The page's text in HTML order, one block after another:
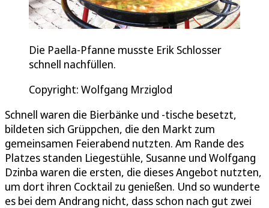
Die Paella-Pfanne musste Erik Schlosser
schnell nachfüllen.
Copyright: Wolfgang Mrziglod
Schnell waren die Bierbänke und -tische besetzt,
bildeten sich Grüppchen, die den Markt zum
gemeinsamen Feierabend nutzten. Am Rande des
Platzes standen Liegestühle, Susanne und Wolfgang
Dzinba waren die ersten, die dieses Angebot nutzten,
um dort ihren Cocktail zu genießen. Und so wunderte
es bei dem Andrang nicht, dass schon nach gut zwei